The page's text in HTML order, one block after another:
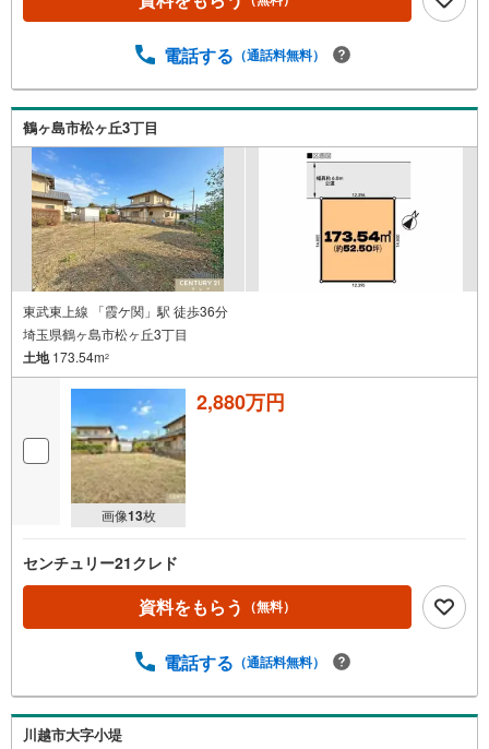
保
る
電話する （通話料無料）
鶴ヶ島市松ヶ丘3丁目
東武東上線 「霞ケ関」駅 徒歩36分
埼玉県鶴ヶ島市松ヶ丘3丁目
土地173.54m2
画像13枚
2,880万円
センチュリー21クレド
資料をもらう （無料）
電話する （通話料無料）
川越市大字小堤